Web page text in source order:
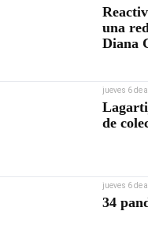
una
Diana
jueves 6 de
de
jueves 6 de
34